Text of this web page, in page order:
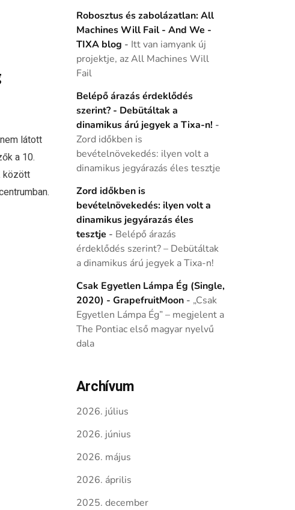
látott
a 10.
között
Robosztus és zabolázatlan: All
Machines Will Fail - And We -
TIXA blog - Itt van iamyank új
projektje, az All Machines Will
Fail
Belépő árazás érdeklődés
szerint? - Debütáltak a
dinamikus árú jegyek a Tixa-n! -
Zord időkben is
bevételnövekedés: ilyen volt a
dinamikus jegyárazás éles tesztje
Zord időkben is
bevételnövekedés: ilyen volt a
dinamikus jegyárazás éles
tesztje - Belépő árazás
érdeklődés szerint? – Debütáltak
a dinamikus árú jegyek a Tixa-n!
Csak Egyetlen Lámpa Ég (Single,
2020) - GrapefruitMoon- „Csak
Egyetlen Lámpa Ég” – megjelent a
The Pontiac első magyar nyelvű
dala
Archívum
2026. július
2026. június
2026. május
2026. április
2025. december